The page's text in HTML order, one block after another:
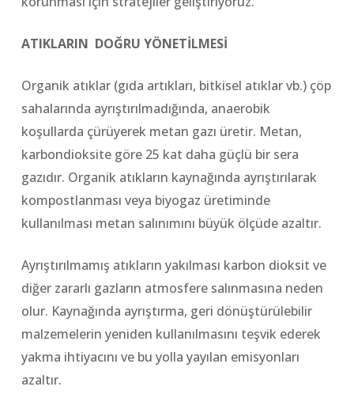
ATIKLARIN DOĞRU YÖNETİLMESİ
Organik atıklar (gıda artıkları, bitkisel atıklar vb.) çöp
sahalarında ayrıştırılmadığında, anaerobik
koşullarda çürüyerek metan gazı üretir. Metan,
karbondioksite göre 25 kat daha güçlü bir sera
gazıdır. Organik atıkların kaynağında ayrıştırılarak
kompostlanması veya biyogaz üretiminde
kullanılması metan salınımını büyük ölçüde azaltır.
Ayrıştırılmamış atıkların yakılması karbon dioksit ve
diğer zararlı gazların atmosfere salınmasına neden
olur. Kaynağında ayrıştırma, geri dönüştürülebilir
malzemelerin yeniden kullanılmasını teşvik ederek
yakma ihtiyacını ve bu yolla yayılan emisyonları
azaltır.